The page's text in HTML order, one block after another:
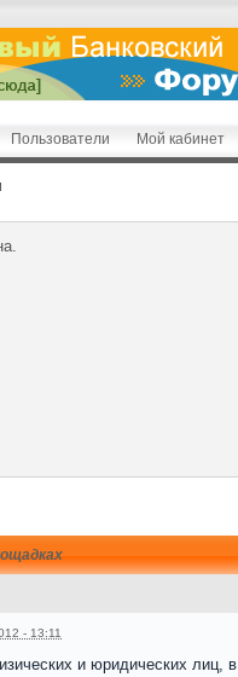
Пользователи Мой кабинет
- 13:11
и юридических лиц,